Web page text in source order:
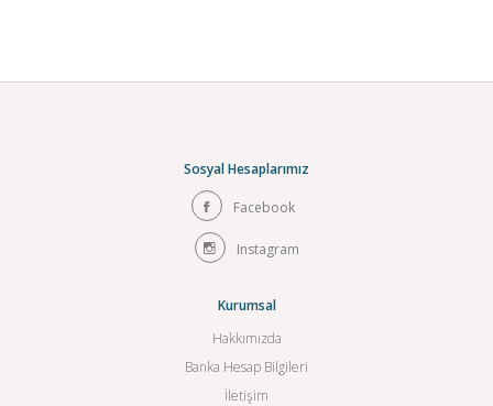
Sosyal Hesaplarımız
Facebook
Instagram
Kurumsal
Hakkımızda
Banka Hesap Bilgileri
İletişim